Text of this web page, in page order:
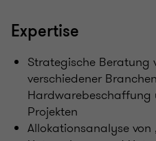
Expertise
Strategische Beratung
verschiedener
Hardwarebeschaffung
Projekten
Allokationsanalyse von